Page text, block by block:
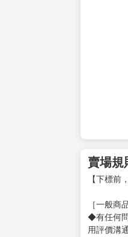
賣場規
【下標前
［一般商
◆有任何問
用評價溝